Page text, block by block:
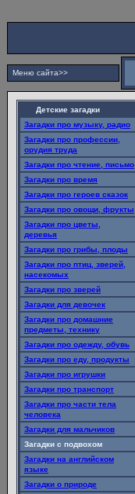
Меню сайта>>
Детские загадки
Загадки про музыку, радио
Загадки про профессии,
орудия труда
Загадки про чтение, письмо
Загадки про время
Загадки про героев сказок
Загадки про овощи, фрукты
Загадки про цветы,
деревья
Загадки про грибы, плоды
Загадки про птиц, зверей,
насекомых
Загадки про зверей
Загадки для девочек
Загадки про домашние
предметы, технику
Загадки про одежду, обувь
Загадки про еду, продукты
Загадки про игрушки
Загадки про транспорт
Загадки про части тела
человека
Загадки для мальчиков
Загадки с подвохом
Загадки на английском
языке
Загадки о природе